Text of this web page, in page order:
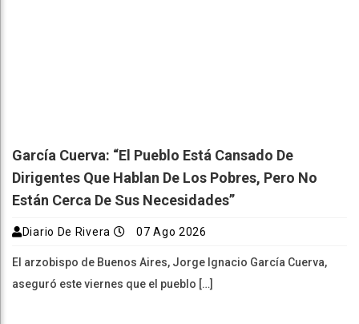
García Cuerva: “El Pueblo Está Cansado De
Dirigentes Que Hablan De Los Pobres, Pero No
Están Cerca De Sus Necesidades”
Diario De Rivera 07 Ago 2026
El arzobispo de Buenos Aires, Jorge Ignacio García Cuerva,
aseguró este viernes que el pueblo […]